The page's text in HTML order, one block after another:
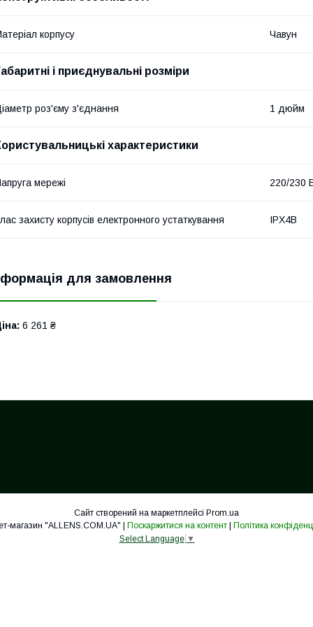
корпусу Чавун
і приєднувальні розміри
роз'єму з'єднання 1 дюйм
характеристики
мережі 220/230
захисту корпусів електронного устаткування IPX4B
для замовлення
6 261 ₴
Сайт створений на маркетплейсі Prom.ua
Інтернет-магазин "ALLENS.COM.UA" | Поскаржитися на контент | Політика
Select Language ▼